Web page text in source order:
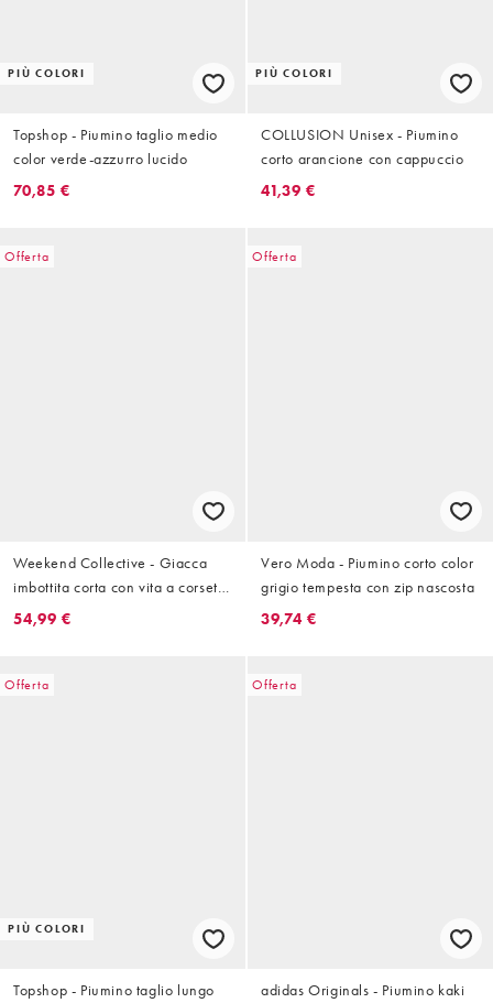
PIÙ COLORI
Topshop - Piumino taglio medio
color verde-azzurro lucido
70,85 €
PIÙ COLORI
COLLUSION Unisex - Piumino
corto arancione con cappuccio
41,39 €
Offerta
Weekend Collective - Giacca
imbottita corta con vita a corsetto
a coste nero
54,99 €
Offerta
Vero Moda - Piumino corto color
grigio tempesta con zip nascosta
39,74 €
Offerta
PIÙ COLORI
Topshop - Piumino taglio lungo
Offerta
adidas Originals - Piumino kaki